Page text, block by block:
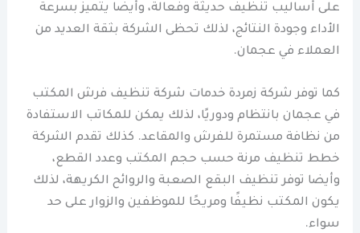
على أساليب تنظيف حديثة وفعالة، وأيضا يتميز بسرعة
الأداء وجودة النتائج، لذلك تحظى الشركة بثقة العديد من
العملاء في عجمان.
كما توفر شركة زمردة خدمات شركة تنظيف فرش المكتب
في عجمان بانتظام ودوريًا، لذلك يمكن للمكاتب الاستفادة
من نظافة مستمرة للفرش والمقاعد. كذلك تقدم الشركة
خطط تنظيف مرنة حسب حجم المكتب وعدد القطع،
وأيضا توفر تنظيف البقع الصعبة والروائح الكريهة، لذلك
يكون المكتب نظيفًا ومريحًا للموظفين والزوار على حد
سواء.